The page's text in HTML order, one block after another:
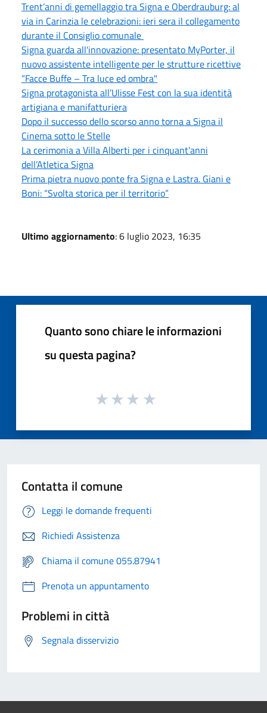
Trent’anni di gemellaggio tra Signa e Oberdrauburg: al
via in Carinzia le celebrazioni: ieri sera il collegamento
durante il Consiglio comunale
Signa guarda all'innovazione: presentato MyPorter, il
nuovo assistente intelligente per le strutture ricettive
“Facce Buffe – Tra luce ed ombra"
Signa protagonista all’Ulisse Fest con la sua identità
artigiana e manifatturiera
Dopo il successo dello scorso anno torna a Signa il
Cinema sotto le Stelle
La cerimonia a Villa Alberti per i cinquant'anni
dell’Atletica Signa
Prima pietra nuovo ponte fra Signa e Lastra. Giani e
Boni: “Svolta storica per il territorio”
Ultimo aggiornamento: 6 luglio 2023, 16:35
Quanto sono chiare le informazioni
su questa pagina?
Contatta il comune
Leggi le domande frequenti
Richiedi Assistenza
Chiama il comune 055.87941
Prenota un appuntamento
Problemi in città
Segnala disservizio